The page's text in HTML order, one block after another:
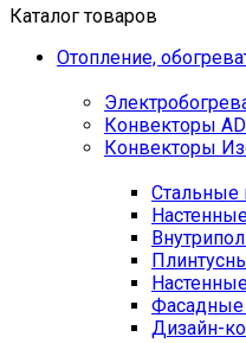
Каталог товаров
Отопление,
Конвекторы
Конвекторы
Стальные
Фасадные
Дизайн-